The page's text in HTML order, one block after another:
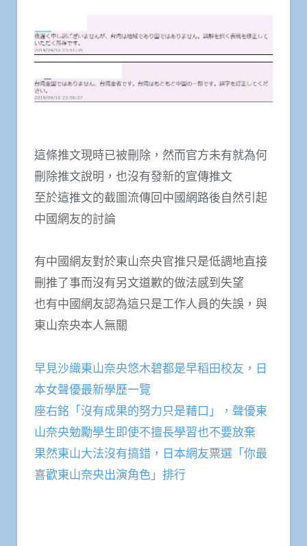
這條推文現時已被刪除，然而官方未有就為何
刪除推文說明，也沒有發新的宣傳推文
至於這推文的截圖流傳回中國網路後自然引起
中國網友的討論
有中國網友對於東山奈央官推只是低調地直接
刪推了事而沒有另文道歉的做法感到失望
也有中國網友認為這只是工作人員的失誤，與
東山奈央本人無關
早見沙織東山奈央悠木碧都是早稻田校友，日
本女聲優最新學歷一覽
座右銘「沒有成果的努力只是藉口」，聲優東
山奈央勉勵學生即使不擅長學習也不要放棄
果然東山大法沒有搞錯，日本網友票選「你最
喜歡東山奈央出演角色」排行